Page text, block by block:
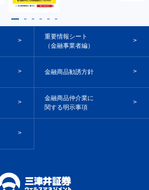
重要情報シート
（金融事業者編）
金融商品勧誘方針
金融商品仲介業に
関する明示事項